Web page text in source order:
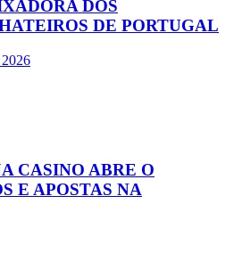
DOS
DE PORTUGAL
CASINO ABRE O
E APOSTAS NA